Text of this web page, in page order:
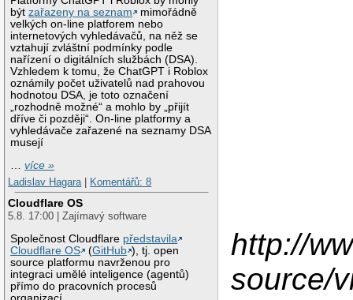
býtzařazeny na seznam
mimořádně
velkých on-line platforem nebo
internetových vyhledávačů, na něž se
vztahují zvláštní podmínky podle
nařízení o digitálních službách (DSA).
Vzhledem k tomu, že ChatGPT i Roblox
oznámily počet uživatelů nad prahovou
hodnotou DSA, je toto označení
„rozhodně možné“ a mohlo by „přijít
dříve či později“. On-line platformy a
vyhledávače zařazené na seznamy DSA
musejí
…více »
Ladislav Hagara| Komentářů: 8
Cloudflare OS
5.8. 17:00 | Zajímavý software
Společnost Cloudflare představila
Cloudflare OS
(GitHub ), tj. open
source platformu navrženou pro
integraci umělé inteligence (agentů)
přímo do pracovních procesů
http://
source/